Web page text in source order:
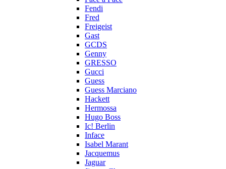
Fendi
Fred
Freigeist
Gast
GCDS
Genny
GRESSO
Gucci
Guess
Guess Marciano
Hackett
Hermossa
Hugo Boss
Ic! Berlin
Inface
Isabel Marant
Jacquemus
Jaguar